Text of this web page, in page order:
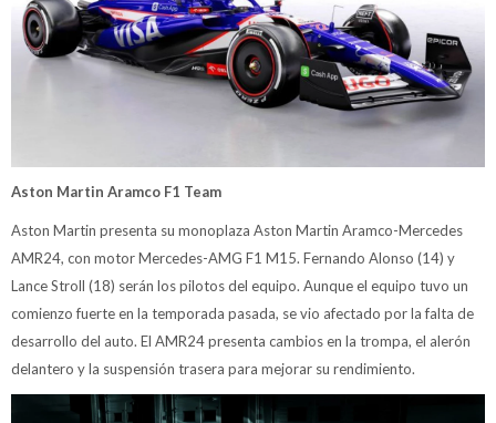
Aston Martin Aramco F1 Team
Aston Martin presenta su monoplaza Aston Martin Aramco-Mercedes
AMR24, con motor Mercedes-AMG F1 M15. Fernando Alonso (14) y
Lance Stroll (18) serán los pilotos del equipo. Aunque el equipo tuvo un
comienzo fuerte en la temporada pasada, se vio afectado por la falta de
desarrollo del auto. El AMR24 presenta cambios en la trompa, el alerón
delantero y la suspensión trasera para mejorar su rendimiento.